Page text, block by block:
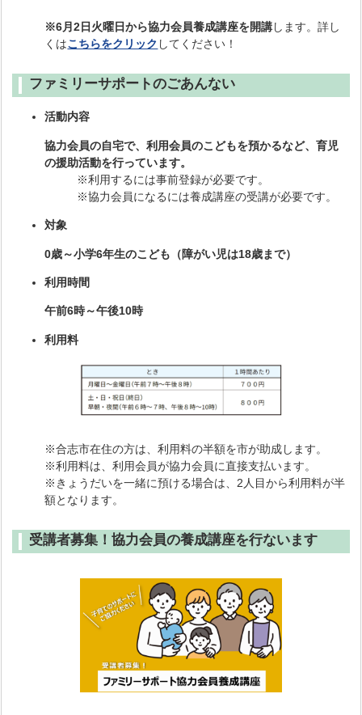
※6月2日火曜日から協力会員養成講座を開講します。詳し
くはこちらをクリック してください！
ファミリーサポートのごあんない
活動内容
協力会員の自宅で、利用会員のこどもを預かるなど、育児
の援助活動を行っています。
※利用するには事前登録が必要です。
※協力会員になるには養成講座の受講が必要です。
対象
0歳～小学6年生のこども（障がい児は18歳まで）
利用時間
午前6時～午後10時
利用料
※合志市在住の方は、利用料の半額を市が助成します。
※利用料は、利用会員が協力会員に直接支払います。
※きょうだいを一緒に預ける場合は、2人目から利用料が半
額となります。
受講者募集！協力会員の養成講座を行ないます